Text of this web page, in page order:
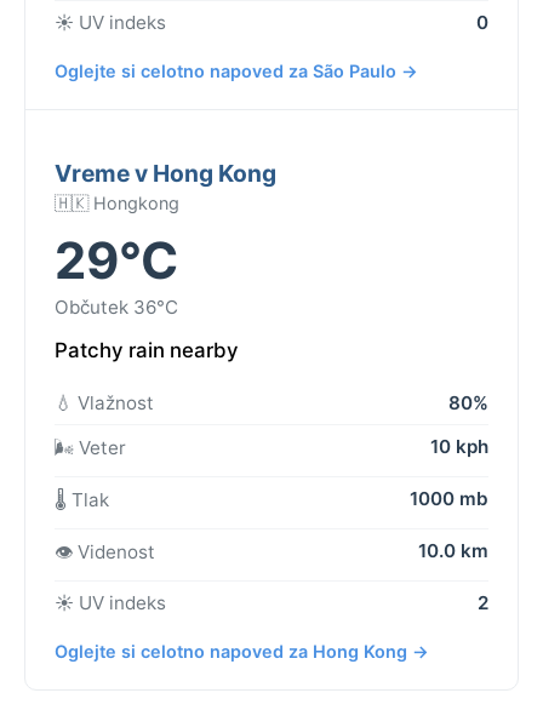
☀️ UV indeks 0
Oglejte si celotno napoved za São Paulo →
Vreme v Hong Kong
🇭🇰 Hongkong
29°C
Občutek 36°C
Patchy rain nearby
💧 Vlažnost
80%
🌬️ Veter
10 kph
🌡️ Tlak 1000 mb
👁️ Videnost 10.0 km
☀️ UV indeks 2
Oglejte si celotno napoved za Hong Kong →